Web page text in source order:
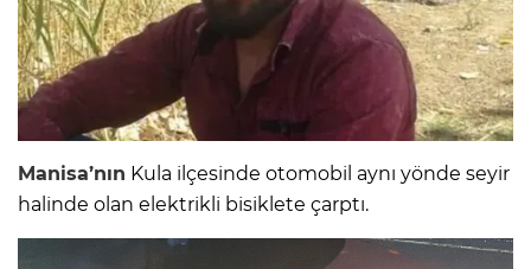
Manisa’nın Kula ilçesinde otomobil aynı yönde seyir
halinde olan elektrikli bisiklete çarptı.